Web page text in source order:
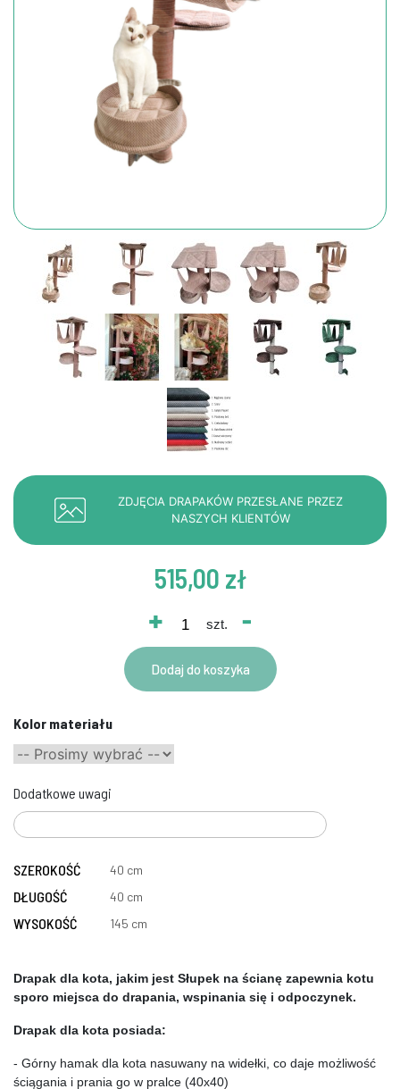
ZDJĘCIA DRAPAKÓW PRZESŁANE PRZEZ
NASZYCH KLIENTÓW
515,00 zł
+ szt. -
Dodaj do koszyka
Kolor materiału
Dodatkowe uwagi
SZEROKOŚĆ 40 cm
DŁUGOŚĆ 40 cm
WYSOKOŚĆ 145 cm
Drapak dla kota, jakim jest Słupek na ścianę zapewnia kotu
sporo miejsca do drapania, wspinania się i odpoczynek.
Drapak dla kota posiada:
- Górny hamak dla kota nasuwany na widełki, co daje możliwość
ściągania i prania go w pralce (40x40)